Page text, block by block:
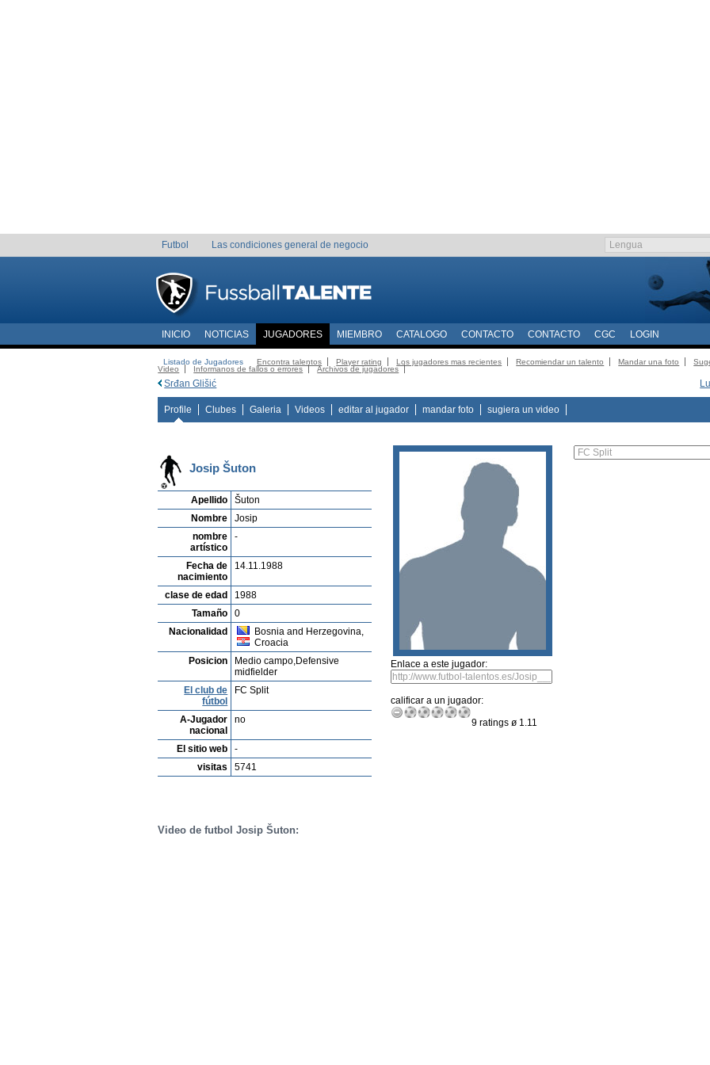
Futbol Las condiciones general de negocio
INICIO NOTICIAS JUGADORES MIEMBRO CATALOGO CONTACTO CONTACTO CGC LOGIN
Listado de Jugadores Encontra talentos Player rating Los jugadores mas recientes Recomiendar un talento Mandar una foto
Video
Informanos de fallos o errores Archivos de jugadores
Srđan Glišić
Profile Clubes Galeria Videos editar al jugador mandar foto sugiera un video
Josip Šuton
Apellido
Šuton
Nombre
Josip
nombre
artístico
-
Fecha de
nacimiento
14.11.1988
clase de edad
1988
Tamaño
0
Nacionalidad
Bosnia and Herzegovina,
Croacia
Posicion
Medio campo,Defensive
midfielder
El club de
fútbol
FC Split
A-Jugador
nacional
no
El sitio web
-
visitas
5741
Enlace a este jugador:
calificar a un jugador:
9 ratings ø 1.11
Video de futbol Josip Šuton: